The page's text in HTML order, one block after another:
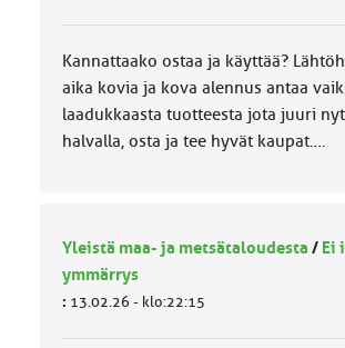
Kannattaako ostaa ja käyttää?
aika kovia ja kova alennus antaa
laadukkaasta tuotteesta jota juuri
halvalla, osta ja tee hyvät kaupat….
Yleistä maa- ja metsätaloudesta / Ei
ymmärrys
: 13.02.26 - klo:22:15